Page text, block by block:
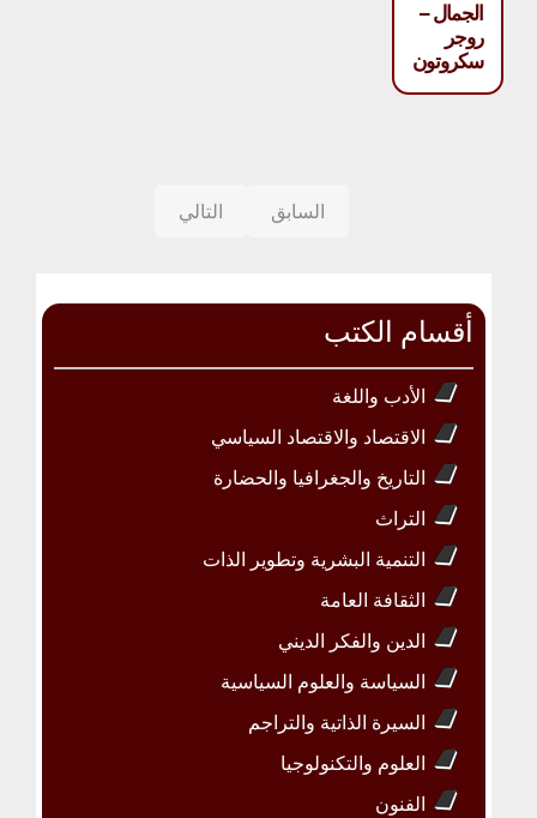
الجمال –
روجر
سكروتون
السابق التالي
أقسام الكتب
الأدب واللغة
الاقتصاد والاقتصاد السياسي
التاريخ والجغرافيا والحضارة
التراث
التنمية البشرية وتطوير الذات
الثقافة العامة
الدين والفكر الديني
السياسة والعلوم السياسية
السيرة الذاتية والتراجم
العلوم والتكنولوجيا
الفنون